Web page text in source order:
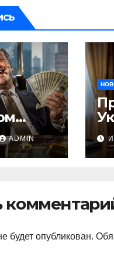
из
ADMIN
будет опубликован.